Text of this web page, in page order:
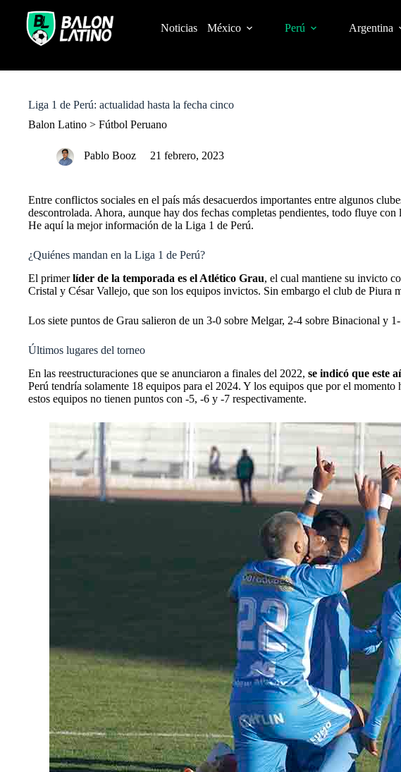
o
Noticias México Perú Argentina
Liga 1 de Perú: actualidad hasta la fecha cinco
Balon Latino > Fútbol Peruano
Pablo Booz 21 febrero, 2023
Entre conflictos sociales en el país más desacuerdos importantes entre algunos
descontrolada. Ahora, aunque hay dos fechas completas pendientes, todo fluye
He aquí la mejor información de la Liga 1 de Perú.
¿Quiénes mandan en la Liga 1 de Perú?
El primerlíder de la temporada es el Atlético Grau, el cual mantiene su invicto
Cristal y César Vallejo, que son los equipos invictos. Sin embargo el club de Piura
Los siete puntos de Grau salieron de un 3-0 sobre Melgar, 2-4 sobre Binacional y
Últimos lugares del torneo
En las reestructuraciones que se anunciaron a finales del 2022, se indicó que este
Perú tendría solamente 18 equipos para el 2024. Y los equipos que por el
estos equipos no tienen puntos con -5, -6 y -7 respectivamente.